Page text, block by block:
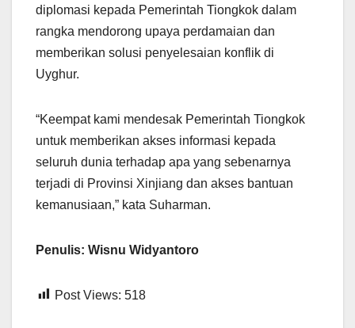
diplomasi kepada Pemerintah Tiongkok dalam
rangka mendorong upaya perdamaian dan
memberikan solusi penyelesaian konflik di
Uyghur.
“Keempat kami mendesak Pemerintah Tiongkok
untuk memberikan akses informasi kepada
seluruh dunia terhadap apa yang sebenarnya
terjadi di Provinsi Xinjiang dan akses bantuan
kemanusiaan,” kata Suharman.
Penulis: Wisnu Widyantoro
Post Views: 518